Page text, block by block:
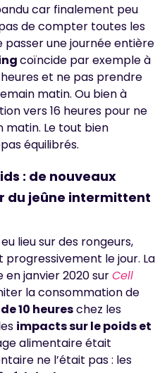
car finalement peu
de compter toutes les
passer une journée entière
coïncide par exemple à
et ne pas prendre
matin. Ou bien à
vers 16 heures pour ne
matin. Le tout bien
équilibrés.
: de nouveaux
du jeûne intermittent
lieu sur des rongeurs,
progressivement le jour. La
janvier 2020 surCell
la consommation de
10 heureschez les
impacts sur le poids et
alimentaire était
ne l’était pas : les